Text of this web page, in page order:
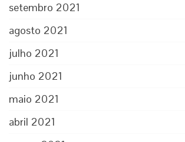
setembro 2021
agosto 2021
julho 2021
junho 2021
maio 2021
abril 2021